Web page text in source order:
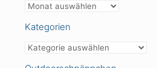
Beitragsarchiv
Kategorien
Kategorien